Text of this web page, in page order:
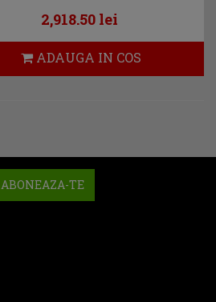
2,918.50 lei
ADAUGA IN COS
ABONEAZA-TE